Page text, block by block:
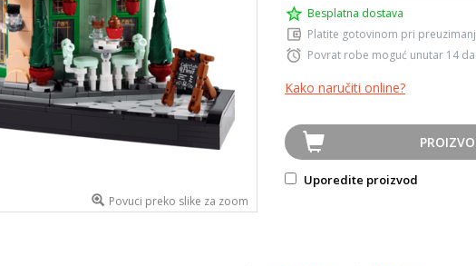
Povuci preko slike za zoom
Besplatna dostava
Platite gotovinom pri
Povrat robe moguć unutar 14
Kako naručiti online?
Uporedite proizvod